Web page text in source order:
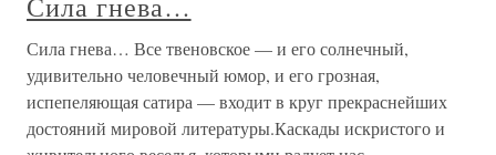
Сила гнева… Все твеновское — и его солнечный,
удивительно человечный юмор, и его грозная,
испепеляющая сатира — входит в круг прекраснейших
достояний мировой литературы.Каскады искристого и